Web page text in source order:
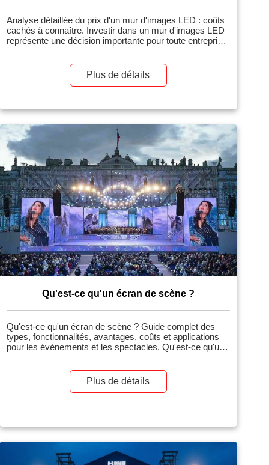
Analyse détaillée du prix d'un mur d'images LED : coûts
cachés à connaître. Investir dans un mur d'images LED
représente une décision importante pour toute entreprise,
Cependant, une erreur fréquente consiste à ne
considérer que le « prix au mètre carré » […]
Plus de détails
Qu'est-ce qu'un écran de scène ?
Qu'est-ce qu'un écran de scène ? Guide complet des
types, fonctionnalités, avantages, coûts et applications
pour les événements et les spectacles. Qu'est-ce qu'un
représentations de contenus projetés ou numériques,
tels que des vidéos, des graphismes, des flux en direct
Plus de détails